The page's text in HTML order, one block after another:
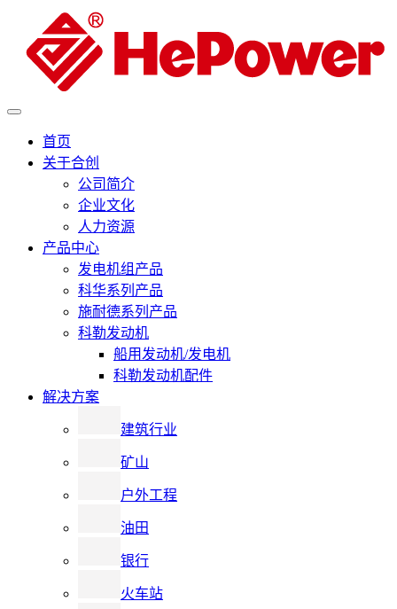
首页
关于合创
公司简介
企业文化
人力资源
产品中心
发电机组产品
科华系列产品
施耐德系列产品
科勒发动机
船用发动机/发电机
科勒发动机配件
解决方案
建筑行业
矿山
户外工程
油田
银行
火车站